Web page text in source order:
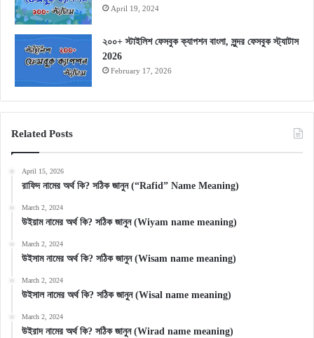
April 19, 2024
২০০+ স্টাইলিশ ফেসবুক ক্যাপশন বাংলা, সুন্দর ফেসবুক স্ট্যাটাস
2026
February 17, 2026
Related Posts
April 15, 2026
রাফিদ নামের অর্থ কি? সঠিক জানুন (“Rafid” Name Meaning)
March 2, 2024
উইয়াম নামের অর্থ কি? সঠিক জানুন (Wiyam name meaning)
March 2, 2024
উইসাম নামের অর্থ কি? সঠিক জানুন (Wisam name meaning)
March 2, 2024
উইসাল নামের অর্থ কি? সঠিক জানুন (Wisal name meaning)
March 2, 2024
উইরাদ নামের অর্থ কি? সঠিক জানুন (Wirad name meaning)